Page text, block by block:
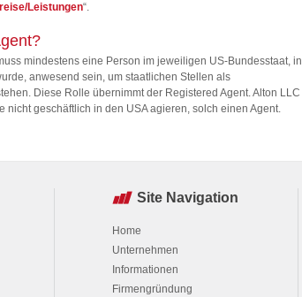
Leistungen“.
mindestens eine Person im jeweiligen US-Bundesstaat, in
anwesend sein, um staatlichen Stellen als
Diese Rolle übernimmt der Registered Agent. Alton LLC
nicht geschäftlich in den USA agieren, solch einen Agent.
Site Navigation
Home
Unternehmen
Informationen
Firmengründung